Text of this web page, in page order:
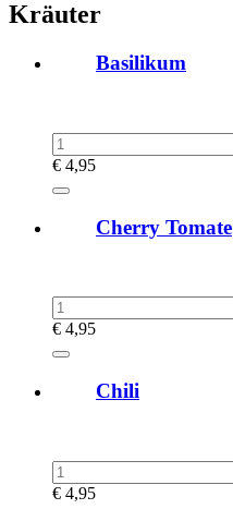
Kräuter
Basilikum
€ 4,95
Cherry Tomate
€ 4,95
Chili
€ 4,95